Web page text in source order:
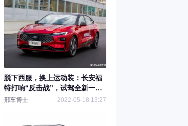
脱下西服，换上运动装：长安福
特打响“反击战”，试驾全新一代
蒙迪欧
邢车博士 2022-05-18 13:27